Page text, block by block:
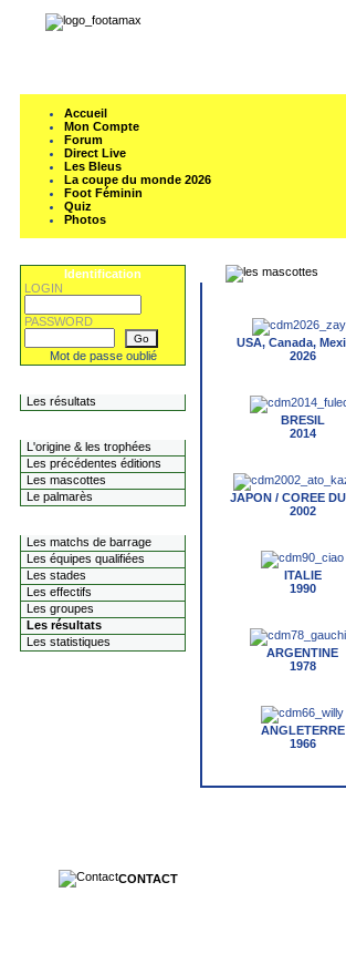
Accueil
Mon Compte
Forum
Direct Live
Les Bleus
La coupe du monde 2026
Foot Féminin
Quiz
Photos
Identification
LOGIN
PASSWORD
Mot de passe oublié
Les résultats
L'origine & les trophées
Les précédentes éditions
Les mascottes
Le palmarès
Les matchs de barrage
Les équipes qualifiées
Les stades
Les effectifs
Les groupes
Les résultats
Les statistiques
USA, Canada,
2026
BRESIL
2014
JAPON / COREE
2002
ITALIE
1990
ARGENTINE
1978
ANGLETERRE
1966
CONTACT